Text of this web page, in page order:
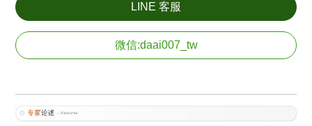
LINE 客服
微信:daai007_tw